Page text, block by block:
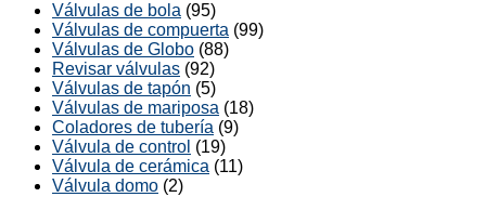
Válvulas de bola (95)
Válvulas de compuerta (99)
Válvulas de Globo (88)
Revisar válvulas (92)
Válvulas de tapón (5)
Válvulas de mariposa (18)
Coladores de tubería (9)
Válvula de control (19)
Válvula de cerámica (11)
Válvula domo (2)